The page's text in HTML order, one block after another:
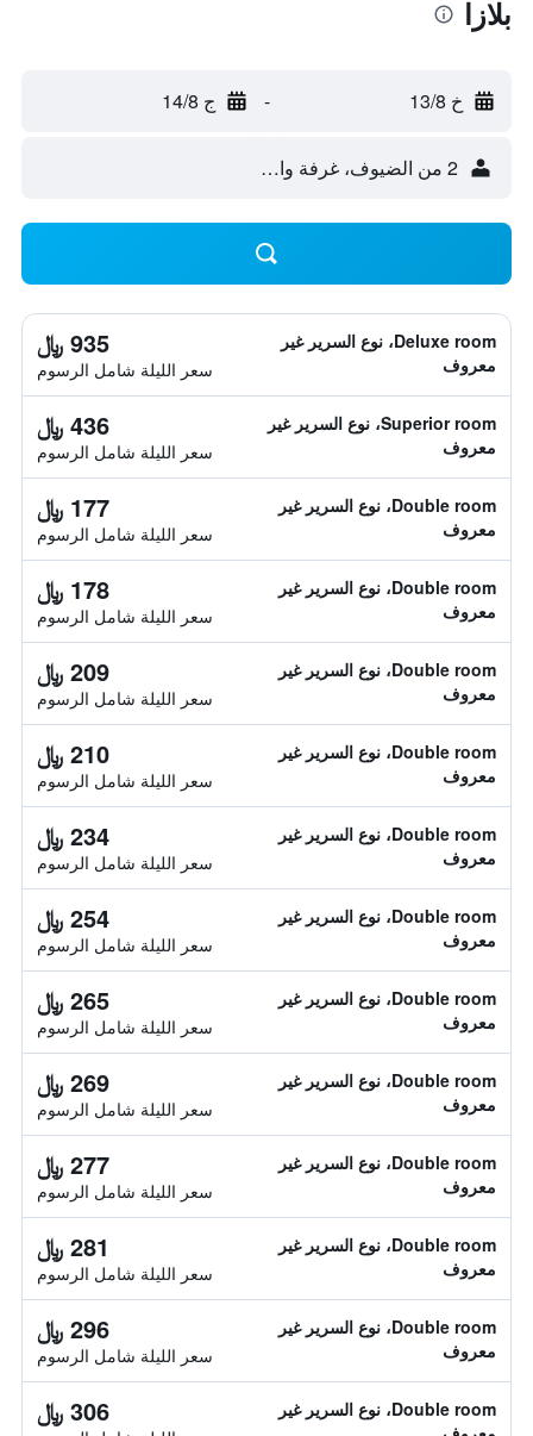
بلازا
خ 13/8 - ج 14/8
2 من الضيوف، غرفة واحدة
Deluxe room، نوع السرير غير
معروف
935 ﷼
سعر الليلة شامل الرسوم
Superior room، نوع السرير غير
معروف
436 ﷼
سعر الليلة شامل الرسوم
Double room، نوع السرير غير
معروف
177 ﷼
سعر الليلة شامل الرسوم
Double room، نوع السرير غير
معروف
178 ﷼
سعر الليلة شامل الرسوم
Double room، نوع السرير غير
معروف
209 ﷼
سعر الليلة شامل الرسوم
Double room، نوع السرير غير
معروف
210 ﷼
سعر الليلة شامل الرسوم
Double room، نوع السرير غير
معروف
234 ﷼
سعر الليلة شامل الرسوم
Double room، نوع السرير غير
معروف
254 ﷼
سعر الليلة شامل الرسوم
Double room، نوع السرير غير
معروف
265 ﷼
سعر الليلة شامل الرسوم
Double room، نوع السرير غير
معروف
269 ﷼
سعر الليلة شامل الرسوم
Double room، نوع السرير غير
معروف
277 ﷼
سعر الليلة شامل الرسوم
Double room، نوع السرير غير
معروف
281 ﷼
سعر الليلة شامل الرسوم
Double room، نوع السرير غير
معروف
296 ﷼
سعر الليلة شامل الرسوم
Double room، نوع السرير غير
306 ﷼